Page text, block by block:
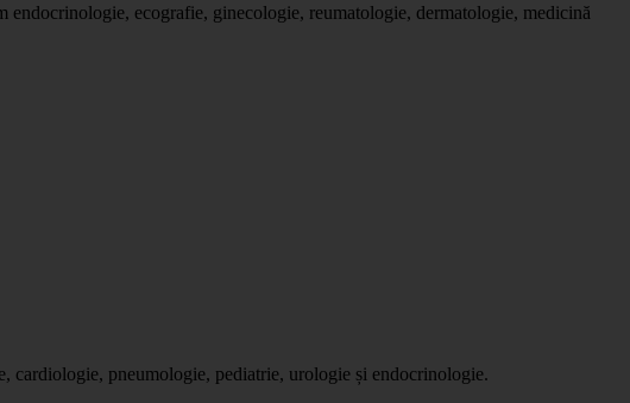
ecografie, ginecologie, reumatologie, dermatologie, medicină
cardiologie, pneumologie, pediatrie, urologie și endocrinologie.